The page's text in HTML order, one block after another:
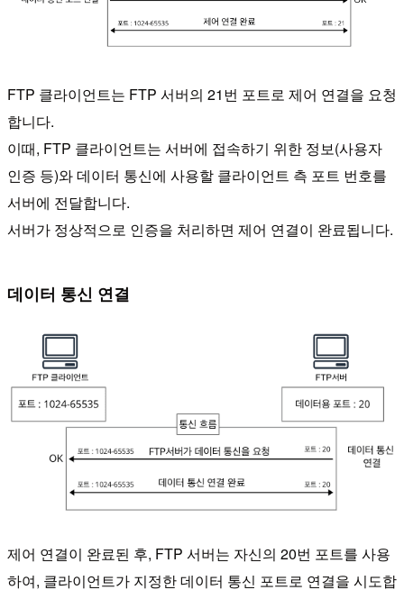
FTP 클라이언트는 FTP 서버의 21번 포트로 제어 연결을 요청
합니다.
이때, FTP 클라이언트는 서버에 접속하기 위한 정보(사용자
인증 등)와 데이터 통신에 사용할 클라이언트 측 포트 번호를
서버에 전달합니다.
서버가 정상적으로 인증을 처리하면 제어 연결이 완료됩니다.
데이터 통신 연결
제어 연결이 완료된 후, FTP 서버는 자신의 20번 포트를 사용
하여, 클라이언트가 지정한 데이터 통신 포트로 연결을 시도합